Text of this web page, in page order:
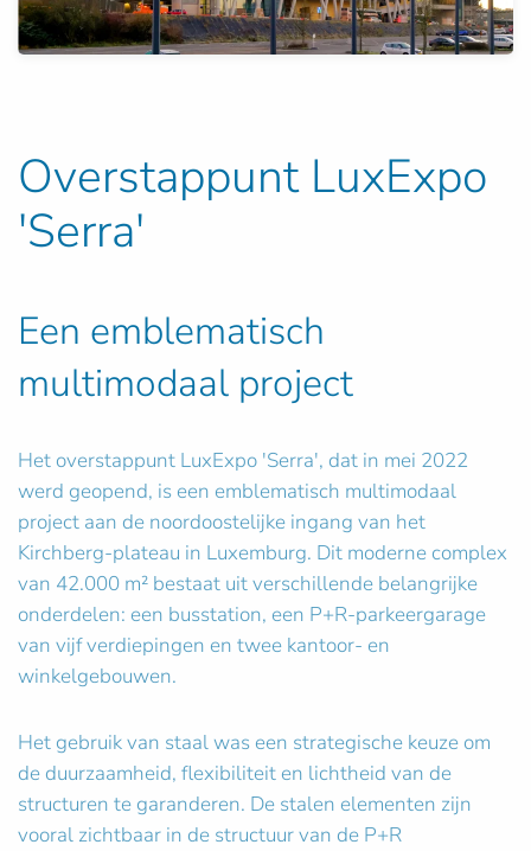
Overstappunt LuxExpo
'Serra'
Een emblematisch
multimodaal project
Het overstappunt LuxExpo 'Serra', dat in mei 2022
werd geopend, is een emblematisch multimodaal
project aan de noordoostelijke ingang van het
Kirchberg-plateau in Luxemburg. Dit moderne complex
van 42.000 m² bestaat uit verschillende belangrijke
onderdelen: een busstation, een P+R-parkeergarage
van vijf verdiepingen en twee kantoor- en
winkelgebouwen.
Het gebruik van staal was een strategische keuze om
de duurzaamheid, flexibiliteit en lichtheid van de
structuren te garanderen. De stalen elementen zijn
vooral zichtbaar in de structuur van de P+R